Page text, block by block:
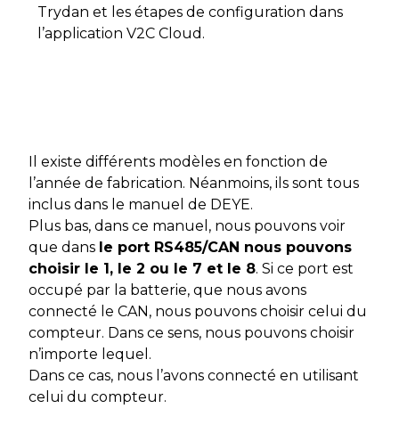
Trydan et les étapes de configuration dans
l’application V2C Cloud.
Il existe différents modèles en fonction de
l’année de fabrication. Néanmoins, ils sont tous
inclus dans le manuel de DEYE.
Plus bas, dans ce manuel, nous pouvons voir
que dans le port RS485/CAN nous pouvons
choisir le 1, le 2 ou le 7 et le 8. Si ce port est
occupé par la batterie, que nous avons
connecté le CAN, nous pouvons choisir celui du
compteur. Dans ce sens, nous pouvons choisir
n’importe lequel.
Dans ce cas, nous l’avons connecté en utilisant
celui du compteur.